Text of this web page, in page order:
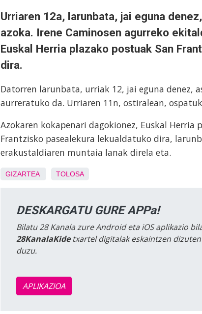
Urriaren 12a, larunbata, jai eguna
azoka. Irene Caminosen agurreko
Euskal Herria plazako postuak San
dira.
Datorren larunbata, urriak 12, jai eguna denez,
aurreratuko da. Urriaren 11n, ostiralean,
Azokaren kokapenari dagokionez, Euskal Herria
Frantzisko pasealekura lekualdatuko dira,
erakustaldiaren muntaia lanak direla eta.
GIZARTEA TOLOSA
DESKARGATU GURE APPa!
Bilatu 28 Kanala zure Android eta iOS aplikazio
28KanalaKidetxartel digitalak eskaintzen
duzu.
APLIKAZIOA